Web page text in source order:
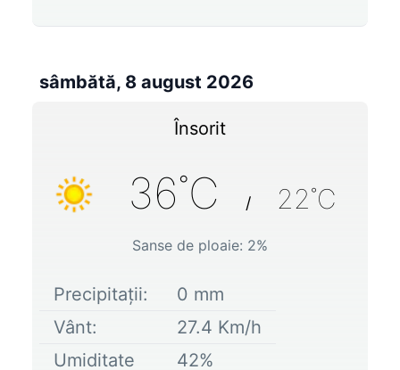
sâmbătă, 8 august 2026
Însorit
36˚C / 22˚C
Sanse de ploaie: 2%
Precipitații: 0 mm
Vânt:
27.4 Km/h
Umiditate
42%